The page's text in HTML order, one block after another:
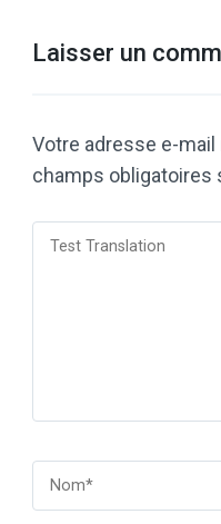
Laisser un
Votre adresse e-mail
champs obligatoires